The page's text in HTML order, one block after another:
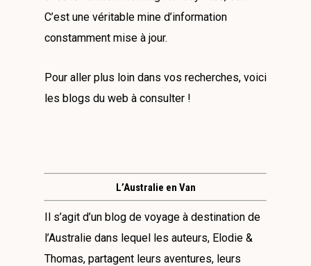
C’est une véritable mine d’information
constamment mise à jour.
Pour aller plus loin dans vos recherches, voici
les blogs du web à consulter !
L’Australie en Van
Il s’agit d’un blog de voyage à destination de
l’Australie dans lequel les auteurs, Elodie &
Thomas, partagent leurs aventures, leurs